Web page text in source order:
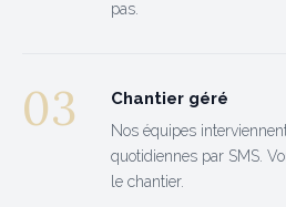
pas.
03 Chantier géré
Nos équipes
quotidiennes par SMS.
le chantier.